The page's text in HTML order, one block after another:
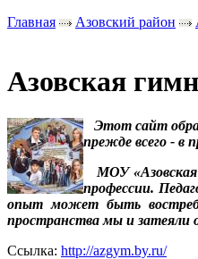
Главная
Азовский район
Азовская
Этот сайт
прежде всего - в
МОУ «Азовская
профессии.
опыт может быть
пространства мы и затеяли
Ссылка: http://azgym.by.ru/